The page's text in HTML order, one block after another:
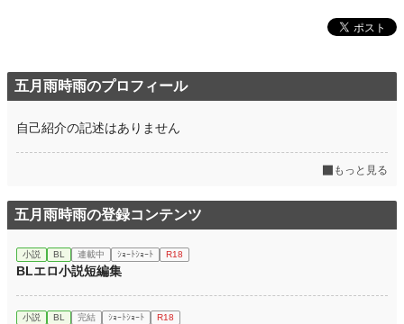
五月雨時雨のプロフィール
自己紹介の記述はありません
もっと見る
五月雨時雨の登録コンテンツ
小説 BL 連載中 ｼｮｰﾄｼｮｰﾄ R18
BLエロ小説短編集
小説 BL 完結 ｼｮｰﾄｼｮｰﾄ R18